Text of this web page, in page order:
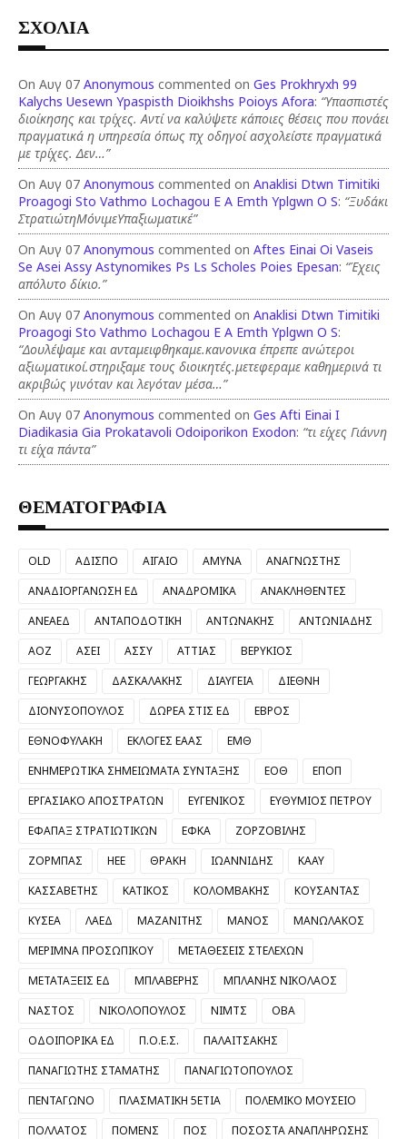
ΣΧΟΛΙΑ
On Αυγ 07 Anonymous commented on Ges Prokhryxh 99
Kalychs Uesewn Ypaspisth Dioikhshs Poioys Afora: “Υπασπιστές
διοίκησης και τρίχες. Αντί να καλύψετε κάποιες θέσεις που πονάει
πραγματικά η υπηρεσία όπως πχ οδηγοί ασχολείστε πραγματικά
με τρίχες. Δεν…”
On Αυγ 07 Anonymous commented on Anaklisi Dtwn Timitiki
Proagogi Sto Vathmo Lochagou E A Emth Yplgwn O S: “Ξυδάκι
ΣτρατιώτηΜόνιμεΥπαξιωματικέ”
On Αυγ 07 Anonymous commented on Aftes Einai Oi Vaseis
Se Asei Assy Astynomikes Ps Ls Scholes Poies Epesan: “Έχεις
απόλυτο δίκιο.”
On Αυγ 07 Anonymous commented on Anaklisi Dtwn Timitiki
Proagogi Sto Vathmo Lochagou E A Emth Yplgwn O S:
“Δουλέψαμε και ανταμειφθηκαμε.κανονικα έπρεπε ανώτεροι
αξιωματικοί.στηριξαμε τους διοικητές.μετεφεραμε καθημερινά τι
ακριβώς γινόταν και λεγόταν μέσα…”
On Αυγ 07 Anonymous commented on Ges Afti Einai I
Diadikasia Gia Prokatavoli Odoiporikon Exodon: “τι είχες Γιάννη
τι είχα πάντα”
ΘΕΜΑΤΟΓΡΑΦΙΑ
OLD ΑΔΙΣΠΟ ΑΙΓΑΙΟ ΑΜΥΝΑ
ΑΝΑΓΝΩΣΤΗΣ
ΑΝΑΔΙΟΡΓΑΝΩΣΗ ΕΔ
ΑΝΑΔΡΟΜΙΚΑ
ΑΝΑΚΛΗΘΕΝΤΕΣ
ΑΝΕΑΕΔ
ΑΝΤΑΠΟΔΟΤΙΚΗ ΑΝΤΩΝΑΚΗΣ
ΑΝΤΩΝΙΑΔΗΣ
ΑΟΖ
ΑΣΕΙ ΑΣΣΥ ΑΤΤΙΑΣ
ΒΕΡΥΚΙΟΣ
ΓΕΩΡΓΑΚΗΣ
ΔΑΣΚΑΛΑΚΗΣ ΔΙΑΥΓΕΙΑ
ΔΙΕΘΝΗ
ΔΙΟΝΥΣΟΠΟΥΛΟΣ
ΔΩΡΕΑ ΣΤΙΣ ΕΔ
ΕΒΡΟΣ
ΕΘΝΟΦΥΛΑΚΗ
ΕΚΛΟΓΕΣ ΕΑΑΣ
ΕΜΘ
ΕΝΗΜΕΡΩΤΙΚΑ ΣΗΜΕΙΩΜΑΤΑ ΣΥΝΤΑΞΗΣ
ΕΟΘ
ΕΠΟΠ
ΕΡΓΑΣΙΑΚΟ ΑΠΟΣΤΡΑΤΩΝ
ΕΥΓΕΝΙΚΟΣ
ΕΥΘΥΜΙΟΣ ΠΕΤΡΟΥ
ΕΦΑΠΑΞ ΣΤΡΑΤΙΩΤΙΚΩΝ
ΕΦΚΑ
ΖΟΡΖΟΒΙΛΗΣ
ΖΟΡΜΠΑΣ
ΗΕΕ ΘΡΑΚΗ ΙΩΑΝΝΙΔΗΣ
ΚΑΑΥ
ΚΑΣΣΑΒΕΤΗΣ
ΚΑΤΙΚΟΣ ΚΟΛΟΜΒΑΚΗΣ
ΚΟΥΣΑΝΤΑΣ
ΚΥΣΕΑ
ΛΑΕΔ ΜΑΖΑΝΙΤΗΣ ΜΑΝΟΣ
ΜΑΝΩΛΑΚΟΣ
ΜΕΡΙΜΝΑ ΠΡΟΣΩΠΙΚΟΥ
ΜΕΤΑΘΕΣΕΙΣ ΣΤΕΛΕΧΩΝ
ΜΕΤΑΤΑΞΕΙΣ ΕΔ
ΜΠΛΑΒΕΡΗΣ
ΜΠΛΑΝΗΣ ΝΙΚΟΛΑΟΣ
ΝΑΣΤΟΣ
ΝΙΚΟΛΟΠΟΥΛΟΣ ΝΙΜΤΣ
ΟΒΑ
ΟΔΟΙΠΟΡΙΚΑ ΕΔ
Π.Ο.Ε.Σ.
ΠΑΛΑΙΤΣΑΚΗΣ
ΠΑΝΑΓΙΩΤΗΣ ΣΤΑΜΑΤΗΣ
ΠΑΝΑΓΙΩΤΟΠΟΥΛΟΣ
ΠΕΝΤΑΓΩΝΟ
ΠΛΑΣΜΑΤΙΚΗ 5ΕΤΙΑ
ΠΟΛΕΜΙΚΟ ΜΟΥΣΕΙΟ
ΠΟΛΛΑΤΟΣ
ΠΟΜΕΝΣ ΠΟΣ ΠΟΣΟΣΤΑ ΑΝΑΠΛΗΡΩΣΗΣ